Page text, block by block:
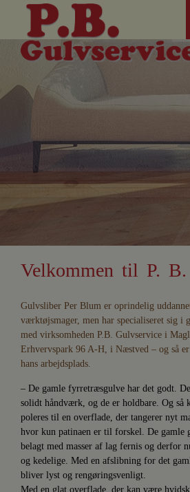
Velkommen til P.
Gulvsliber Per Blum er oprindelig
værktøjsmager, men har specialiseret sig i
med virksomheden P.B. Gulvservice i
Erhvervspark 96 A-H, i Næstved – og så
hans arbejdsplads.
– De gamle fyrretræsgulve har det godt.
solidt håndværk, og de er holdbare. Og så
poleres til en overflade, der tangerer nyt
hvor kun patinaen er til forskel. De gamle
belagt med masser af lag fernis og derfor
og kedelige. Med en afslibning for det
bliver lyst og rengøringsvenligt.
Med en glat overflade, der kan være